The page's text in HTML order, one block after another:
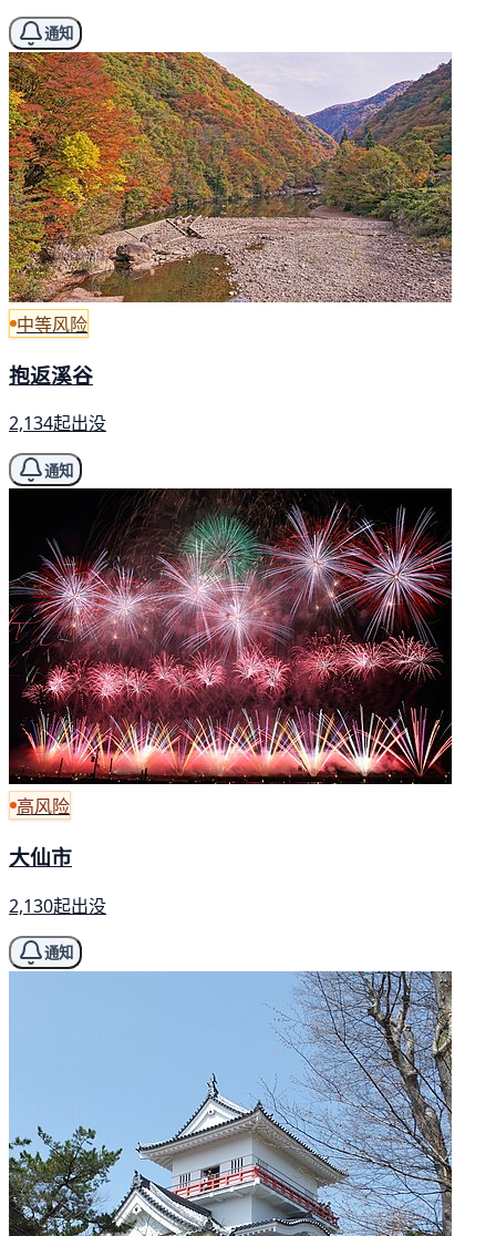
通知
中等风险
抱返溪谷
2,134起出没
通知
高风险
大仙市
2,130起出没
通知